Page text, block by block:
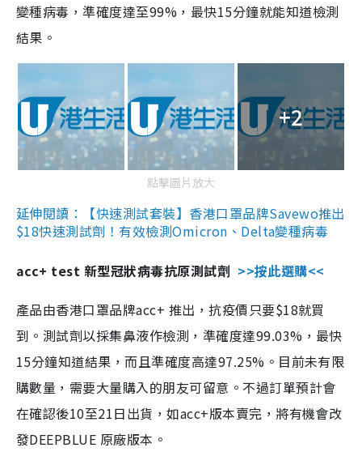
變種病毒，準確度達至99%，最快15分鐘就能知道檢測
結果。
+2
點擊圖片放大
延伸閱讀：【快速測試套裝】香港口罩品牌Savewo推出
$18快速測試劑！有效檢測Omicron、Delta變種病毒
acc+ test 新型冠狀病毒抗原測試劑 >>按此選購<<
產品由香港口罩品牌acc+ 推出，抗疫價只要$18就買
到。測試劑以採集鼻液作檢測，準確度達99.03%，最快
15分鐘知道結果，而且準確度高達97.25%。目前未有限
購數量，需要大量購入的朋友可留意。不過訂單預計會
在確認後10至21日出貨，如acc+版本賣完，將有機會改
發DEEPBLUE 原廠版本。